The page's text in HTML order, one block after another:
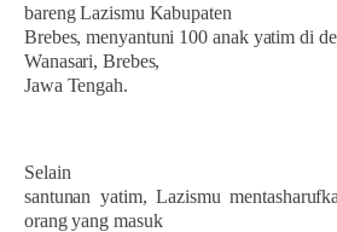
bareng Lazismu Kabupaten
Brebes, menyantuni 100 anak yatim di
Wanasari, Brebes,
Jawa Tengah.
Selain
santunan yatim, Lazismu
orang yang masuk